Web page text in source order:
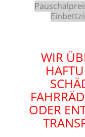
WIR
ODER